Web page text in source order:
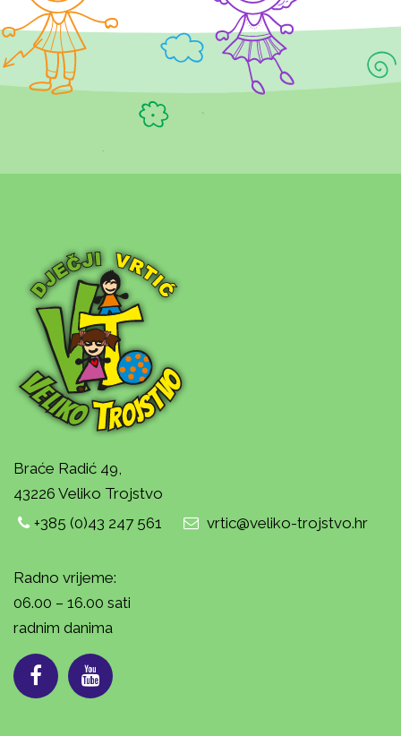
Braće Radić 49,
43226 Veliko Trojstvo
+385 (0)43 247 561
vrtic@veliko-trojstvo.hr
Radno vrijeme:
06.00 – 16.00 sati
radnim danima